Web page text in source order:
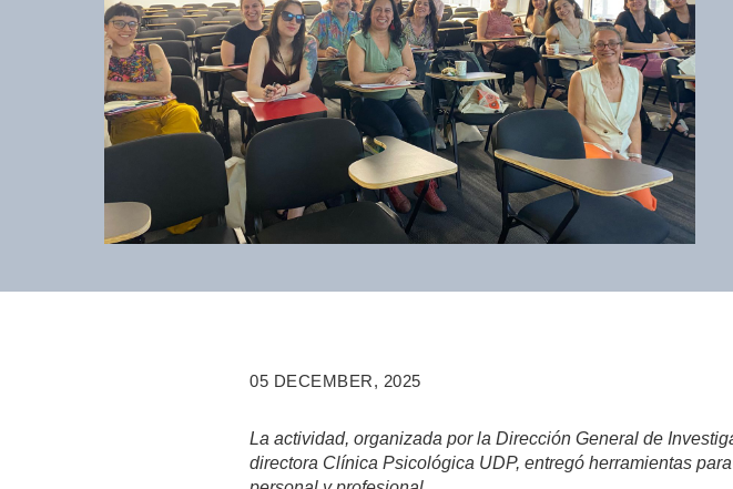
05 DECEMBER, 2025
La actividad, organizada por la Dirección General de
directora Clínica Psicológica UDP, entregó herramientas